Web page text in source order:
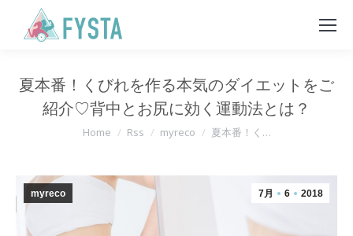
夏本番！くびれを作る本気のダイエットをご
紹介♡背中とお尻に効く運動法とは？
You are here:
Home Rss myreco 夏本番！く…
7月 6 2018
myreco